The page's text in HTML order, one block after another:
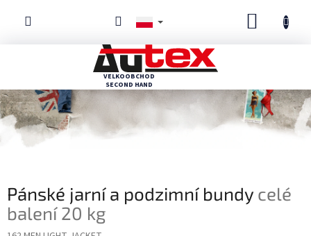
KOSZYK
Pánské jarní a podzimní bundy celé
balení 20 kg